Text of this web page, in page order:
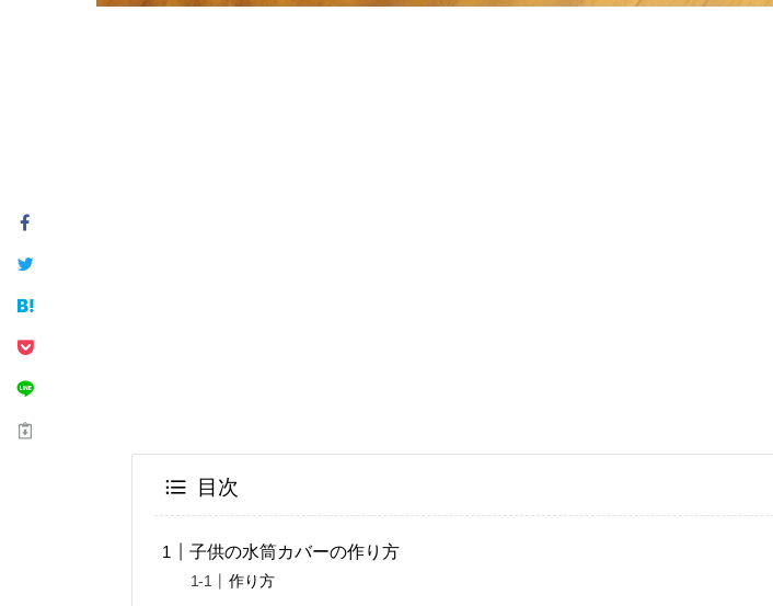
目次
子供の水筒カバーの作り方
作り方